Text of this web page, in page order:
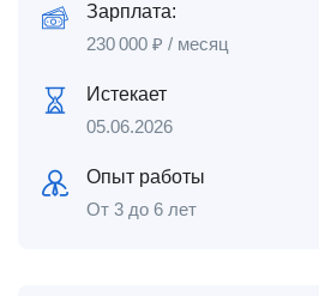
Зарплата:
230 000 ₽ / месяц
Истекает
05.06.2026
Опыт работы
От 3 до 6 лет